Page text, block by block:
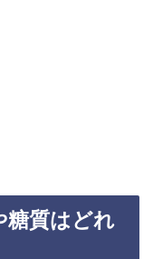
糖質はどれ